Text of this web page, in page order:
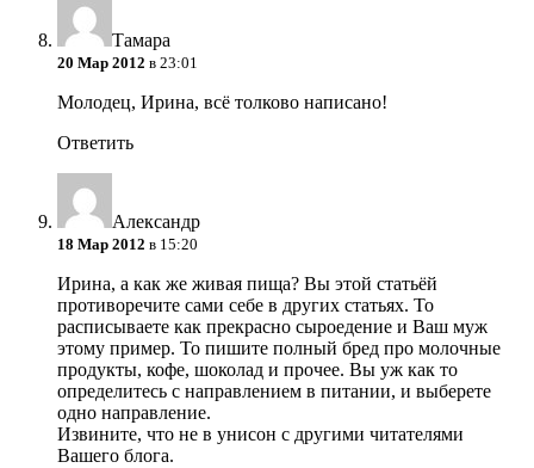
Тамара
20 Мар 2012 в 23:01
Молодец, Ирина, всё толково написано!
Ответить
Александр
18 Мар 2012 в 15:20
Ирина, а как же живая пища? Вы этой статьёй
противоречите сами себе в других статьях. То
расписываете как прекрасно сыроедение и Ваш муж
этому пример. То пишите полный бред про молочные
продукты, кофе, шоколад и прочее. Вы уж как то
определитесь с направлением в питании, и выберете
одно направление.
Извините, что не в унисон с другими читателями
Вашего блога.